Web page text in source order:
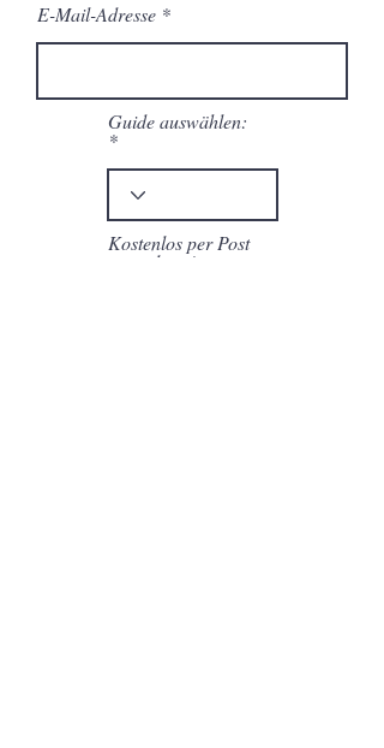
E-Mail-Adresse
Guide auswählen:
Kostenlos per Post
zusenden: